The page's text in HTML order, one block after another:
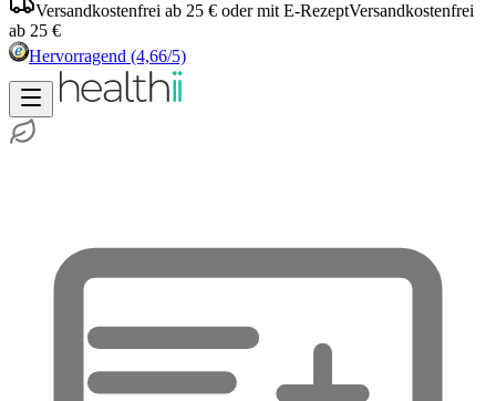
Versandkostenfrei ab 25 € oder mit E-RezeptVersandkostenfrei
ab 25 €
Hervorragend (4,66/5)